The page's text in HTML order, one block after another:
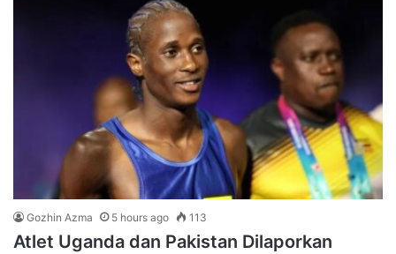
Gozhin Azma 5 hours ago 113
Atlet Uganda dan Pakistan Dilaporkan